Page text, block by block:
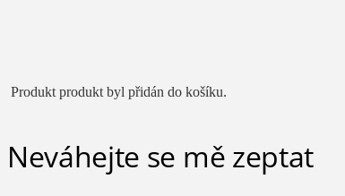
Produkt produkt byl přidán do košíku.
Neváhejte se mě zeptat